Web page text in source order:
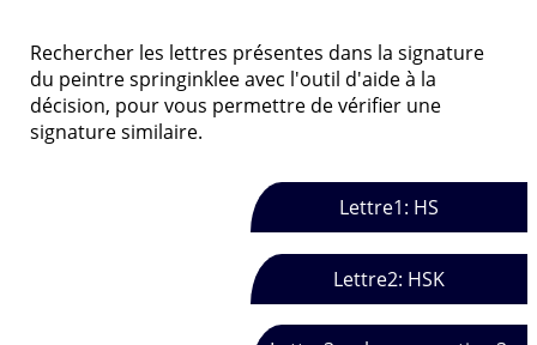
Rechercher les lettres présentes dans la signature
du peintre springinklee avec l'outil d'aide à la
décision, pour vous permettre de vérifier une
signature similaire.
Lettre1: HS
Lettre2: HSK